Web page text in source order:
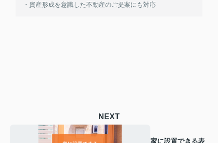
・資産形成を意識した不動産のご提案にも対応
NEXT
家に設置できる表